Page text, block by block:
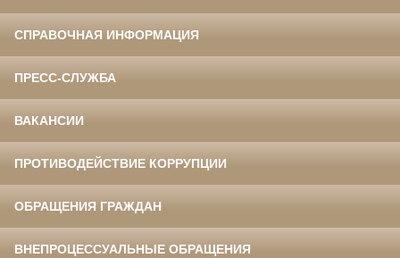
СПРАВОЧНАЯ ИНФОРМАЦИЯ
ПРЕСС-СЛУЖБА
ВАКАНСИИ
ПРОТИВОДЕЙСТВИЕ КОРРУПЦИИ
ОБРАЩЕНИЯ ГРАЖДАН
ВНЕПРОЦЕССУАЛЬНЫЕ ОБРАЩЕНИЯ